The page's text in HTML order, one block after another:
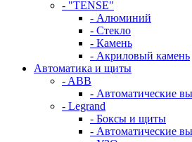
- "TENSE"
- Алюминий
- Стекло
- Камень
- Акриловый камень
Автоматика и щиты
- ABB
- Автоматические
- Legrand
- Боксы и щиты
- Автоматические